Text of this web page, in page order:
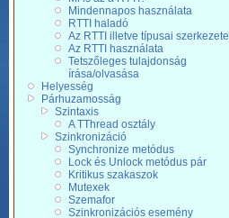
Mindennapos használata
RTTI haladó
Az RTTI illetve típusai szerkezete
Az RTTI használata
Tetszőleges tulajdonság
írása/olvasása
Helyesség
Párhuzamosság
Szintaxis
A TThread osztály
Szinkronizáció
Synchronize metódus
Lock és Unlock metódus pár
Kritikus szakaszok
Mutexek
Szemafor
Szinkronizációs esemény